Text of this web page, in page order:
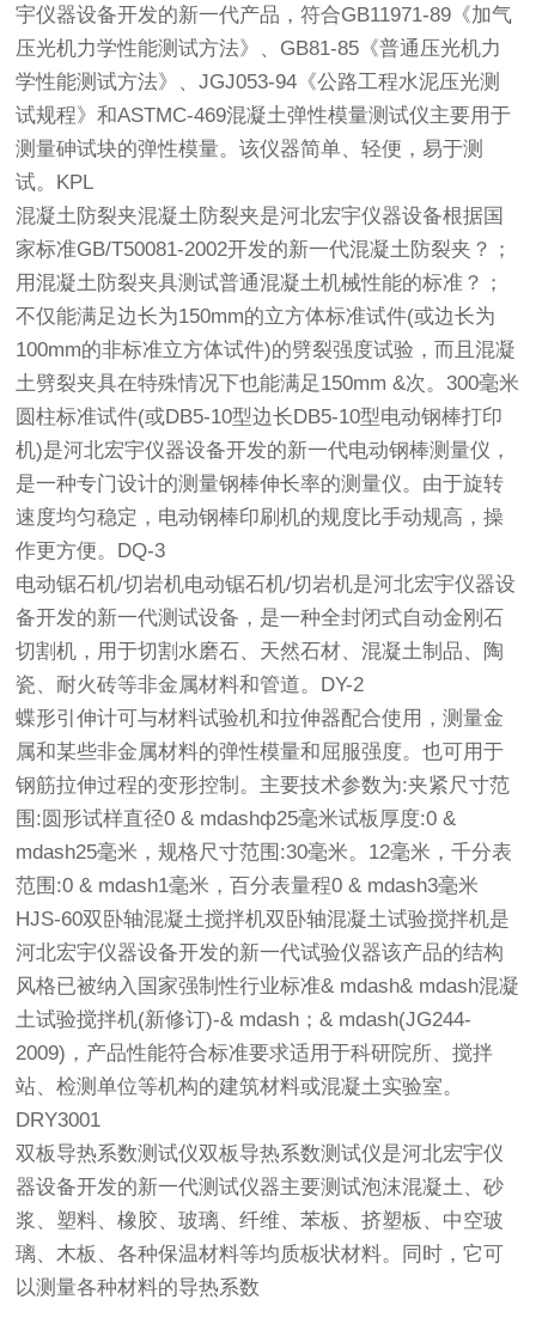
宇仪器设备开发的新一代产品，符合GB11971-89《加气
压光机力学性能测试方法》、GB81-85《普通压光机力
学性能测试方法》、JGJ053-94《公路工程水泥压光测
试规程》和ASTMC-469混凝土弹性模量测试仪主要用于
测量砷试块的弹性模量。该仪器简单、轻便，易于测
试。KPL
混凝土防裂夹混凝土防裂夹是河北宏宇仪器设备根据国
家标准GB/T50081-2002开发的新一代混凝土防裂夹？；
用混凝土防裂夹具测试普通混凝土机械性能的标准？；
不仅能满足边长为150mm的立方体标准试件(或边长为
100mm的非标准立方体试件)的劈裂强度试验，而且混凝
土劈裂夹具在特殊情况下也能满足150mm &次。300毫米
圆柱标准试件(或DB5-10型边长DB5-10型电动钢棒打印
机)是河北宏宇仪器设备开发的新一代电动钢棒测量仪，
是一种专门设计的测量钢棒伸长率的测量仪。由于旋转
速度均匀稳定，电动钢棒印刷机的规度比手动规高，操
作更方便。DQ-3
电动锯石机/切岩机电动锯石机/切岩机是河北宏宇仪器设
备开发的新一代测试设备，是一种全封闭式自动金刚石
切割机，用于切割水磨石、天然石材、混凝土制品、陶
瓷、耐火砖等非金属材料和管道。DY-2
蝶形引伸计可与材料试验机和拉伸器配合使用，测量金
属和某些非金属材料的弹性模量和屈服强度。也可用于
钢筋拉伸过程的变形控制。主要技术参数为:夹紧尺寸范
围:圆形试样直径0 & mdashф25毫米试板厚度:0 &
mdash25毫米，规格尺寸范围:30毫米。12毫米，千分表
范围:0 & mdash1毫米，百分表量程0 & mdash3毫米
HJS-60双卧轴混凝土搅拌机双卧轴混凝土试验搅拌机是
河北宏宇仪器设备开发的新一代试验仪器该产品的结构
风格已被纳入国家强制性行业标准& mdash& mdash混凝
土试验搅拌机(新修订)-& mdash；& mdash(JG244-
2009)，产品性能符合标准要求适用于科研院所、搅拌
站、检测单位等机构的建筑材料或混凝土实验室。
DRY3001
双板导热系数测试仪双板导热系数测试仪是河北宏宇仪
器设备开发的新一代测试仪器主要测试泡沫混凝土、砂
浆、塑料、橡胶、玻璃、纤维、苯板、挤塑板、中空玻
璃、木板、各种保温材料等均质板状材料。同时，它可
以测量各种材料的导热系数